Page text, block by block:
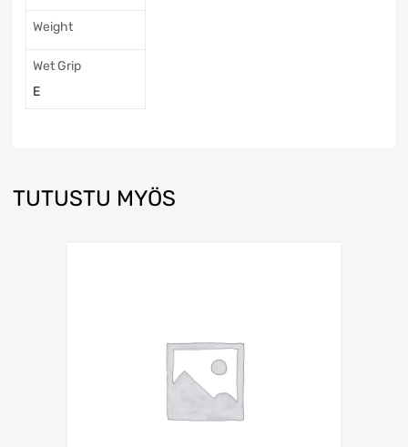
Weight
Wet Grip
E
TUTUSTU MYÖS